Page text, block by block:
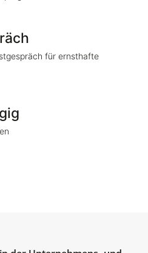
für ernsthafte